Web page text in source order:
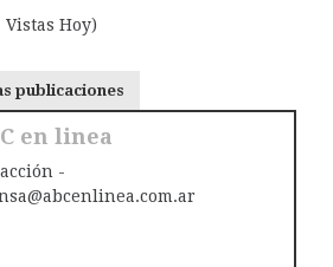
Vistas Hoy)
publicaciones
en linea
-